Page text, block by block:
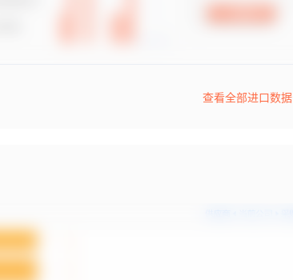
查看全部进口数据